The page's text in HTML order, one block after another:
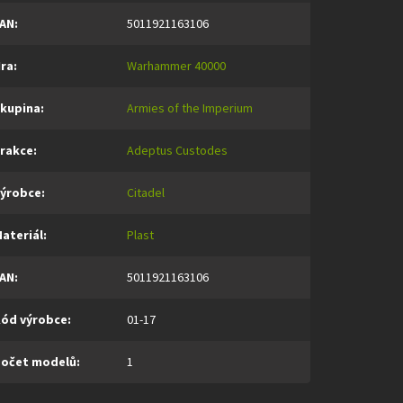
: 5011921163106
: Warhammer 40000
: Armies of the Imperium
: Adeptus Custodes
: Citadel
: Plast
: 5011921163106
výrobce: 01-17
modelů: 1